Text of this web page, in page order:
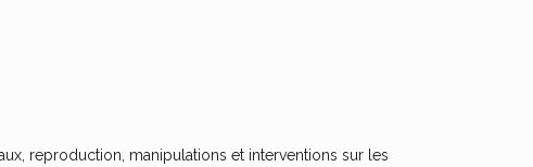
reproduction, manipulations et interventions sur les